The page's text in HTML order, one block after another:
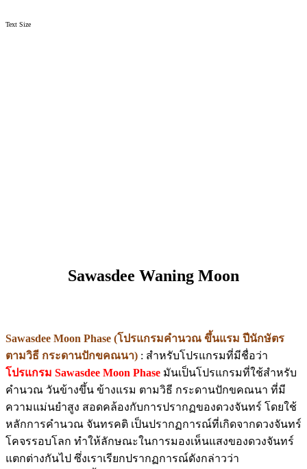
Text Size
Sawasdee Waning Moon
Sawasdee Moon Phase (โปรแกรมคำนวณ ขึ้นแรม ปีนักษัตร
ตามวิธี กระดานปักขคณนา) : สำหรับโปรแกรมที่มีชื่อว่า
โปรแกรม Sawasdee Moon Phase มันเป็นโปรแกรมที่ใช้สำหรับ
คำนวณ วันข้างขึ้น ข้างแรม ตามวิธี กระดานปักขคณนา ที่มี
ความแม่นยำสูง สอดคล้องกับการปรากฏของดวงจันทร์ โดยใช้
หลักการคำนวณ จันทรคติ เป็นปรากฏการณ์ที่เกิดจากดวงจันทร์
โคจรรอบโลก ทำให้ลักษณะในการมองเห็นแสงของดวงจันทร์
แตกต่างกันไป ซึ่งเราเรียกปรากฏการณ์ดังกล่าวว่า